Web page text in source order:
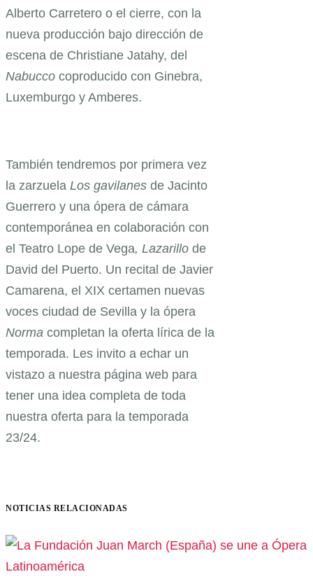
Alberto Carretero o el cierre, con la
nueva producción bajo dirección de
escena de Christiane Jatahy, del
Nabucco coproducido con Ginebra,
Luxemburgo y Amberes.
También tendremos por primera vez
la zarzuela Los gavilanes de Jacinto
Guerrero y una ópera de cámara
contemporánea en colaboración con
el Teatro Lope de Vega, Lazarillo de
David del Puerto. Un recital de Javier
Camarena, el XIX certamen nuevas
voces ciudad de Sevilla y la ópera
Norma completan la oferta lírica de la
temporada. Les invito a echar un
vistazo a nuestra página web para
tener una idea completa de toda
nuestra oferta para la temporada
23/24.
NOTICIAS RELACIONADAS